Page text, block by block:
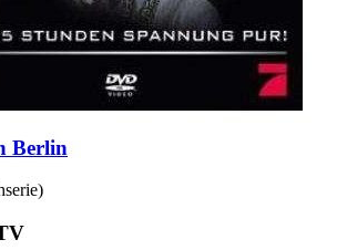
Berlin
)